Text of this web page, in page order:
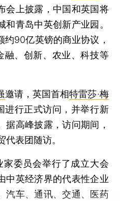
会上披露，中国和英国将
和青岛中英创新产业园。
90亿英镑的商业协议，
融、创新、农业、科技等
邀请，英国首相特雷莎·梅
进行正式访问，并举行新
据高峰披露，访问期间，
表团随访。
委员会举行了成立大会
中英经济界的代表性企业
汽车、通讯、交通、医药